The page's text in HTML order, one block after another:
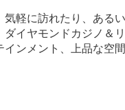
軽に訪れたり、ある
イヤモンドカジノ＆
ンメント、上品な空